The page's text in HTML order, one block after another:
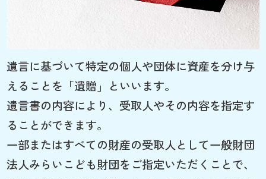
遺言に基づいて特定の個人や団体に資産を分け与
えることを「遺贈」といいます。
遺言書の内容により、受取人やその内容を指定す
ることができます。
一部またはすべての財産の受取人として一般財団
法人みらいこども財団をご指定いただくことで、